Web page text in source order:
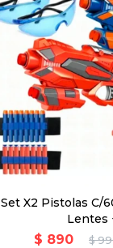
Set X2 Pistolas C/
Lentes
$ 890 $